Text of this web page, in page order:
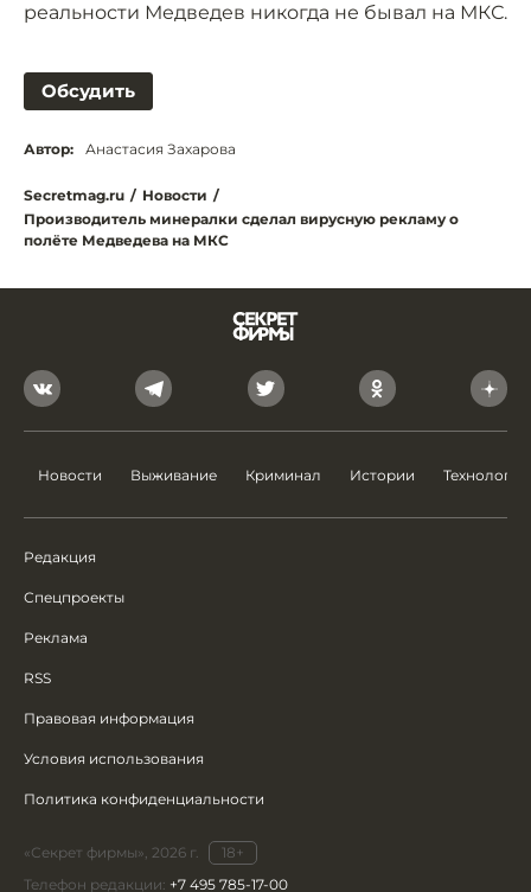
реальности Медведев никогда не бывал на МКС.
Обсудить
Автор: Анастасия Захарова
Secretmag.ru / Новости /
Производитель минералки сделал вирусную рекламу о
полёте Медведева на МКС
Новости Выживание Криминал Истории Технологии
Редакция
Спецпроекты
Реклама
RSS
Правовая информация
Условия использования
Политика конфиденциальности
«Секрет фирмы», 2026 г.
18+
Телефон редакции: +7 495 785-17-00